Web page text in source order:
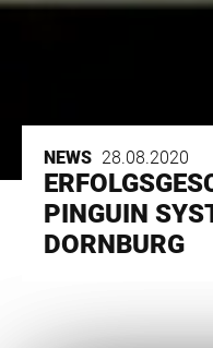
NEWS 28.08.2020
PINGUIN
DORNBURG